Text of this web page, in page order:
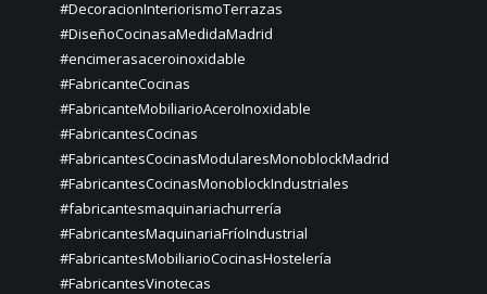
#DecoracionInteriorismoTerrazas
#DiseñoCocinasaMedidaMadrid
#encimerasaceroinoxidable
#FabricanteCocinas
#FabricanteMobiliarioAceroInoxidable
#FabricantesCocinas
#FabricantesCocinasModularesMonoblockMadrid
#FabricantesCocinasMonoblockIndustriales
#fabricantesmaquinariachurrería
#FabricantesMaquinariaFríoIndustrial
#FabricantesMobiliarioCocinasHostelería
#FabricantesVinotecas